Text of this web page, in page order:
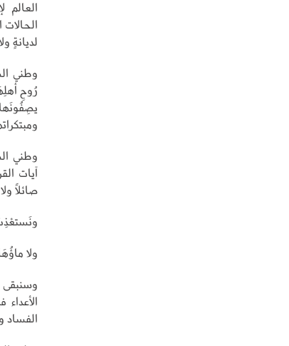
العالم
لديانةٍ
وطني
رُوحِ
وطني
آيات
صائلاً
ولا
الفساد